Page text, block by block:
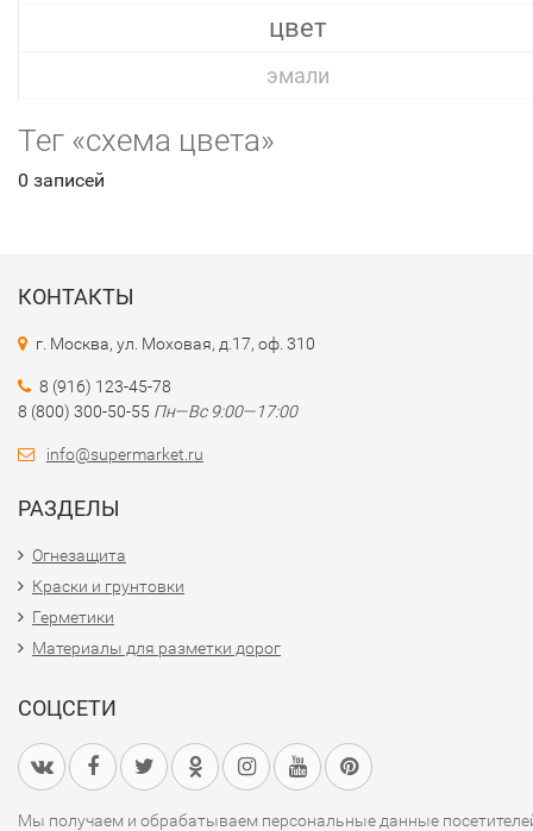
цвет
эмали
Тег «схема цвета»
0 записей
КОНТАКТЫ
г. Москва, ул. Моховая, д.17, оф. 310
8 (916) 123-45-78
8 (800) 300-50-55 Пн—Вс 9:00—17:00
info@supermarket.ru
РАЗДЕЛЫ
Огнезащита
Краски и грунтовки
Герметики
Материалы для разметки дорог
СОЦСЕТИ
Мы получаем и обрабатываем персональные данные